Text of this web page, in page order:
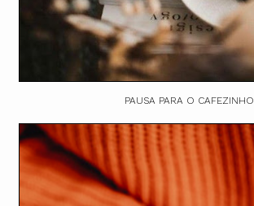
PAUSA PARA O CAFEZINHO